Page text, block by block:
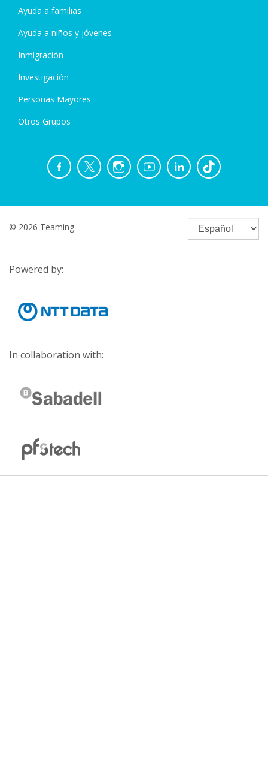
Ayuda a familias
Ayuda a niños y jóvenes
Inmigración
Investigación
Personas Mayores
Otros Grupos
© 2026 Teaming
Powered by:
In collaboration with: